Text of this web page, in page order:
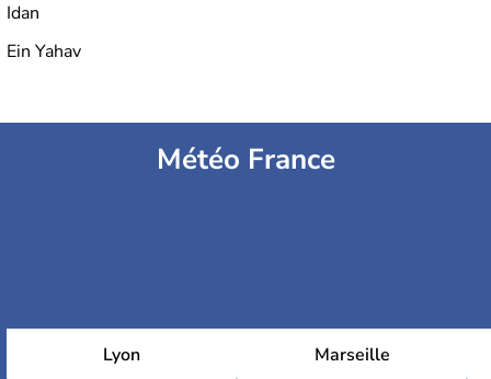
Idan
Ein Yahav
Météo France
Lyon Marseille